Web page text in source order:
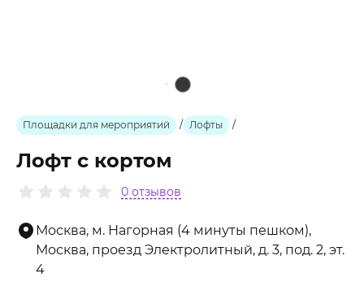
Площадки для мероприятий / Лофты /
Лофт с кортом
0 отзывов
Москва, м. Нагорная (4 минуты пешком),
Москва, проезд Электролитный, д. 3, под. 2, эт.
4